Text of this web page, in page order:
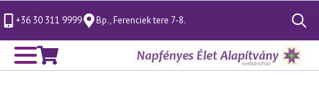
+36 30 311 9999 Bp., Ferenciek tere 7-8.
Search
for: